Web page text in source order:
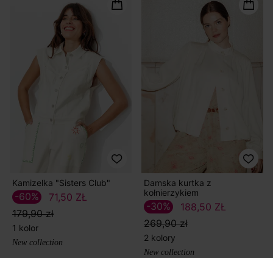
Kamizelka "Sisters Club"
71,50 ZŁ
179,90 zł
-60%
1 kolor
New collection
Damska kurtka z
kołnierzykiem
188,50 ZŁ
269,90 zł
-30%
2 kolory
New collection